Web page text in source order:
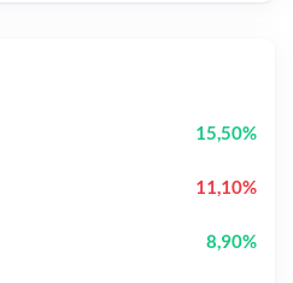
15,50%
11,10%
8,90%